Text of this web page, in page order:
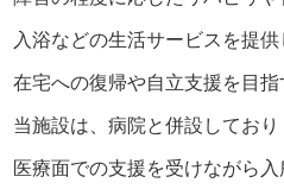
入浴などの生活サービスを提供
在宅への復帰や自立支援を目
当施設は、病院と併設しており
医療面での支援を受けながら入